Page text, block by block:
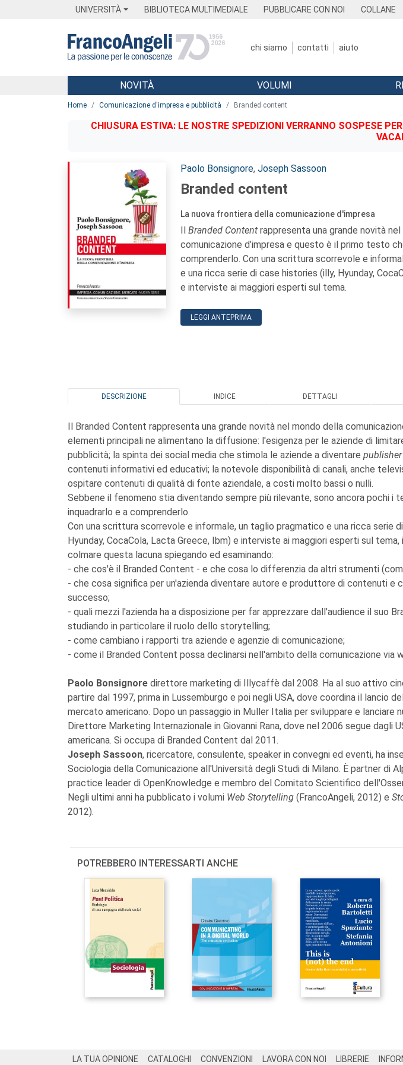
UNIVERSITÀ BIBLIOTECA MULTIMEDIALE PUBBLICARE CON NOI COLLANE
chi siamo contatti aiuto
Menu
NOVITÀ VOLUMI
Home Comunicazione d'impresa e pubblicità Branded content
CHIUSURA ESTIVA: LE NOSTRE SPEDIZIONI VERRANNO SOSPESE
Autori:
Paolo Bonsignore, Joseph Sassoon
Branded content
La nuova frontiera della comunicazione d'impresa
Il Branded Content rappresenta una grande novità
comunicazione d’impresa e questo è il primo testo
comprenderlo. Con una scrittura scorrevole e
e una ricca serie di case histories (illy, Hyunday,
e interviste ai maggiori esperti sul tema.
LEGGI ANTEPRIMA
DESCRIZIONE INDICE DETTAGLI
Il Branded Content rappresenta una grande novità nel mondo della
elementi principali ne alimentano la diffusione: l'esigenza per le aziende di
pubblicità; la spinta dei social media che stimola le aziende a diventare publisher
contenuti informativi ed educativi; la notevole disponibilità di canali, anche
ospitare contenuti di qualità di fonte aziendale, a costi molto bassi o nulli.
Sebbene il fenomeno stia diventando sempre più rilevante, sono ancora pochi i
inquadrarlo e a comprenderlo.
Con una scrittura scorrevole e informale, un taglio pragmatico e una ricca serie
Hyunday, CocaCola, Lacta Greece, Ibm) e interviste ai maggiori esperti sul
colmare questa lacuna spiegando ed esaminando:
- che cos'è il Branded Content - e che cosa lo differenzia da altri strumenti
- che cosa significa per un'azienda diventare autore e produttore di contenuti e
successo;
- quali mezzi l'azienda ha a disposizione per far apprezzare dall'audience il suo
studiando in particolare il ruolo dello storytelling;
- come cambiano i rapporti tra aziende e agenzie di comunicazione;
- come il Branded Content possa declinarsi nell'ambito della comunicazione via
Paolo Bonsignore direttore marketing di Illycaffè dal 2008. Ha al suo attivo
partire dal 1997, prima in Lussemburgo e poi negli USA, dove coordina il lancio
mercato americano. Dopo un passaggio in Muller Italia per sviluppare e lanciare
Direttore Marketing Internazionale in Giovanni Rana, dove nel 2006 segue dagli
americana. Si occupa di Branded Content dal 2011.
Joseph Sassoon, ricercatore, consulente, speaker in convegni ed eventi, ha
Sociologia della Comunicazione all'Università degli Studi di Milano. È partner di
practice leader di OpenKnowledge e membro del Comitato Scientifico
Negli ultimi anni ha pubblicato i volumi Web Storytelling (FrancoAngeli, 2012) e
2012).
POTREBBERO INTERESSARTI ANCHE
LA TUA OPINIONE CATALOGHI CONVENZIONI LAVORA CON NOI LIBRERIE